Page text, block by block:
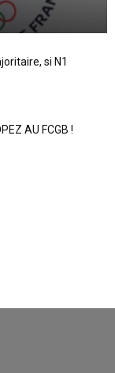
si N1
AU FCGB !